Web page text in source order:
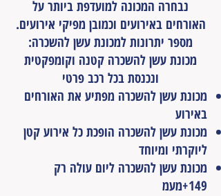
נבחרה המכונה למועדפת ביותר על
האורחים באירועים וכמובן מפיקי אירועים.
מספר יתרונות למכונת עשן להשכרה:
מכונת עשן להשכרה קטנה וקומפקטית
ונכנסת בכל רכב פרטי
מכונת עשן להשכרה מפתיע את האורחים
באירוע
מכונת עשן להשכרה הופכת כל אירוע קטן
ליוקרתי ומיוחד
מכונת עשן להשכרה ליום עולה רק
149+מעמ